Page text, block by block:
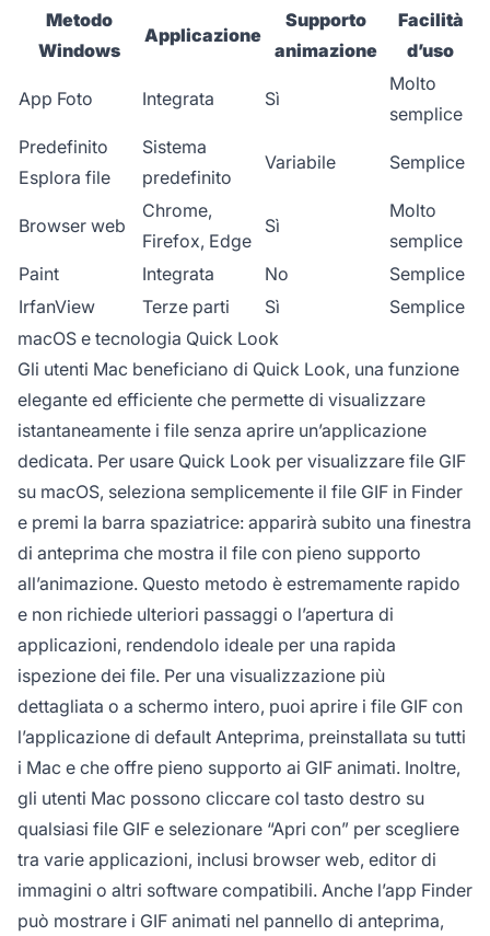
Metodo
Windows
Applicazione
Supporto
animazione
Facilità
d’uso
App Foto Integrata Sì
Molto
semplice
Predefinito
Esplora file
Sistema
predefinito
Variabile Semplice
Browser web
Chrome,
Firefox, Edge
Sì
Molto
semplice
Paint
Integrata No
Semplice
IrfanView
Terze parti Sì
Semplice
macOS e tecnologia Quick Look
Gli utenti Mac beneficiano di Quick Look, una funzione
elegante ed efficiente che permette di visualizzare
istantaneamente i file senza aprire un’applicazione
dedicata. Per usare Quick Look per visualizzare file GIF
su macOS, seleziona semplicemente il file GIF in Finder
e premi la barra spaziatrice: apparirà subito una finestra
di anteprima che mostra il file con pieno supporto
all’animazione. Questo metodo è estremamente rapido
e non richiede ulteriori passaggi o l’apertura di
applicazioni, rendendolo ideale per una rapida
ispezione dei file. Per una visualizzazione più
dettagliata o a schermo intero, puoi aprire i file GIF con
l’applicazione di default Anteprima, preinstallata su tutti
i Mac e che offre pieno supporto ai GIF animati. Inoltre,
gli utenti Mac possono cliccare col tasto destro su
qualsiasi file GIF e selezionare “Apri con” per scegliere
tra varie applicazioni, inclusi browser web, editor di
immagini o altri software compatibili. Anche l’app Finder
può mostrare i GIF animati nel pannello di anteprima,